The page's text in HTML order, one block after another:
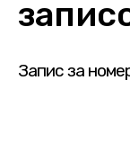
Запис за